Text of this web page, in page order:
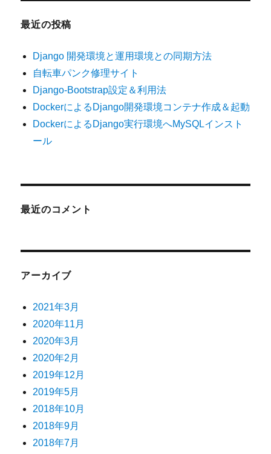
最近の投稿
Django 開発環境と運用環境との同期方法
自転車パンク修理サイト
Django-Bootstrap設定＆利用法
DockerによるDjango開発環境コンテナ作成＆起動
DockerによるDjango実行環境へMySQLインスト
ール
最近のコメント
アーカイブ
2021年3月
2020年11月
2020年3月
2020年2月
2019年12月
2019年5月
2018年10月
2018年9月
2018年7月